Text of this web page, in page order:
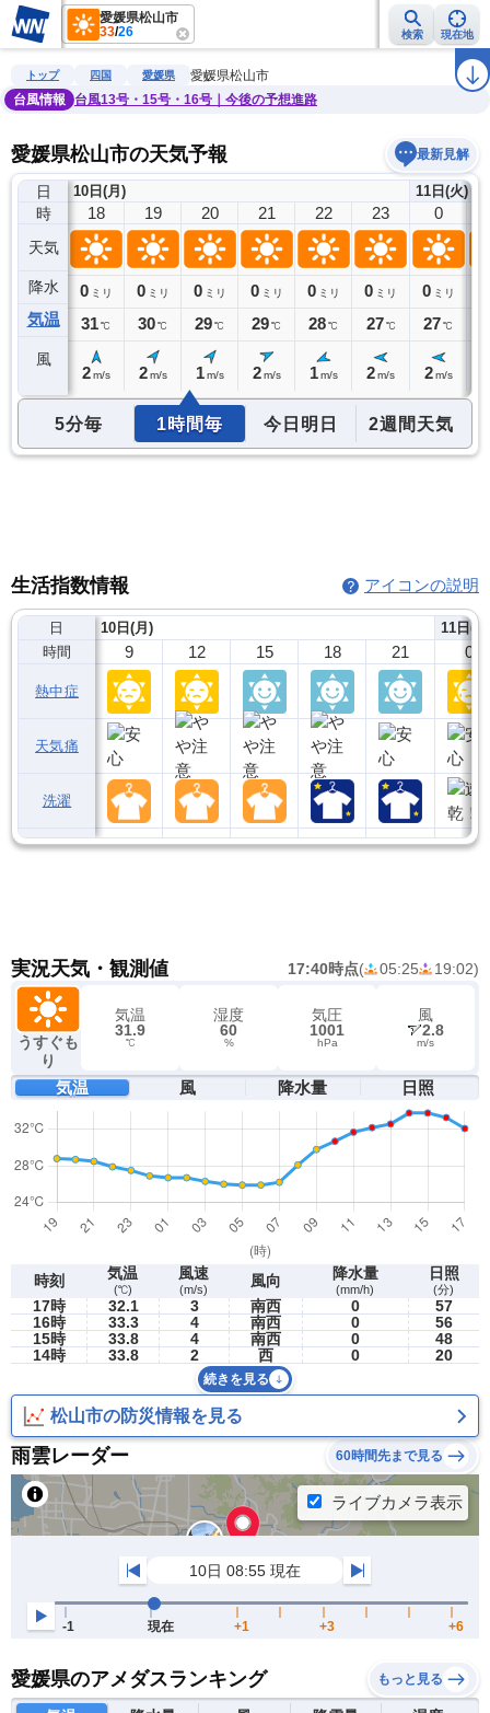
愛媛県松山市
33/26 検索 現在地
雨雲レーダー 台風情報 地震情報 ラ
トップ 四国 愛媛県
愛媛県松山市
台風情報
台風13号・15号・16号｜今後の予想進路
愛媛県松山市の天気予報 最新見解
日
時
天気
降水
気温
風
10日(月)
17
0ミリ
32℃
18
0 ミリ
31℃
2 m/s
19
0 ミリ
30℃
2 m/s
20
0 ミリ
29℃
1 m/s
21
0 ミリ
29℃
2 m/s
22
0 ミリ
28℃
1 m/s
23
0 ミリ
27 ℃
2m/s
11日(火)
0
0 ミリ
27℃
2 m/s
5分毎 1時間毎 今日明日 2週間天気
生活指数情報 アイコンの説明
日
時間
熱中症
天気痛
洗濯
10日(月)
9 12 15 18 21
11日(
0
実況天気・観測値 17:40時点( 05:25 19:02)
うすぐも
り
気温
31.9
℃
湿度
60
%
気圧
1001
hPa
風
2.8
m/s
気温 風 降水量 日照
時刻 気温
(℃)
風速
(m/s) 風向 降水量
(mm/h)
日照
(分)
17時 32.1 3 南西 0
57
16時
33.3 4 南西 0
56
15時
33.8 4 南西 0
48
14時
33.8 2 西 0 20
続きを見る
松山市の防災情報を見る
雨雲レーダー 60時間先まで見る
愛媛県のアメダスランキング もっと見る